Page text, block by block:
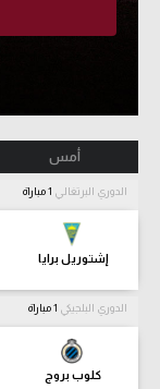
أمس
الدوري البرتغالي
إشتوريل برايا
الدوري البلجيكي
كلوب بروج